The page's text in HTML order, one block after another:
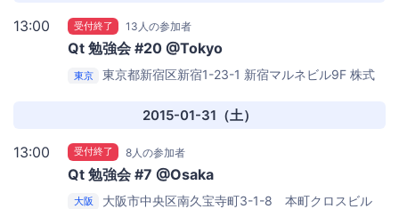
13:00 受付終了 13人の参加者
Qt 勉強会 #20 @Tokyo
東京 東京都新宿区新宿1-23-1 新宿マルネビル9F 株式
2015-01-31（土）
13:00 受付終了 8人の参加者
Qt 勉強会 #7 @Osaka
大阪
大阪市中央区南久宝寺町3-1-8 本町クロスビル